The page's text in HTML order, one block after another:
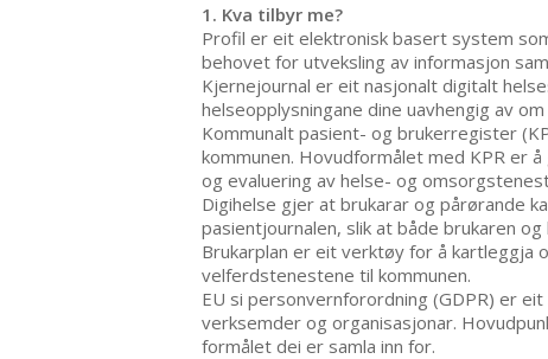
1. Kva tilbyr me?
Profil er eit elektronisk basert system
behovet for utveksling av informasjon
Kjernejournal er eit nasjonalt digitalt
helseopplysningane dine uavhengig av
Kommunalt pasient- og brukerregister
kommunen. Hovudformålet med KPR er
og evaluering av helse- og
Digihelse gjer at brukarar og pårørande
pasientjournalen, slik at både brukaren
Brukarplan er eit verktøy for å kartleggja
velferdstenestene til kommunen.
EU si personvernforordning (GDPR) er
verksemder og organisasjonar.
formålet dei er samla inn for.